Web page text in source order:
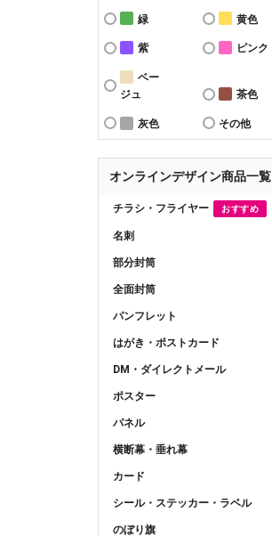
緑 黄色
紫 ピンク
ベー
ジュ
茶色
灰色 その他
オンラインデザイン商品一覧
チラシ・フライヤー おすすめ
名刺
部分封筒
全面封筒
パンフレット
はがき・ポストカード
DM・ダイレクトメール
ポスター
パネル
横断幕・垂れ幕
カード
シール・ステッカー・ラベル
のぼり旗